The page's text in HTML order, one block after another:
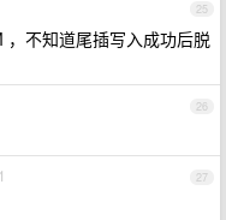
25
不知道尾插写入成功后脱
26
27
1